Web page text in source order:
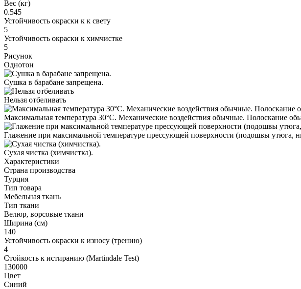
Вес (кг)
0.545
Устойчивость окраски к к свету
5
Устойчивость окраски к химчистке
5
Рисунок
Однотон
Сушка в барабане запрещена.
Нельзя отбеливать
Максимальная температура 30°С. Механические воздействия обычные. Полоскание
Глажение при максимальной температуре прессующей поверхности (подошвы утюга,
Cухая чистка (химчистка).
Характеристики
Страна производства
Турция
Тип товара
Мебельная ткань
Тип ткани
Велюр, ворсовые ткани
Ширина (см)
140
Устойчивость окраски к износу (трению)
4
Стойкость к истиранию (Martindale Test)
130000
Цвет
Синий